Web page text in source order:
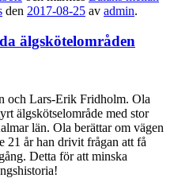
den 2017-08-25 av admin.
älgskötelområden
och Lars-Erik Fridholm. Ola
älgskötselområde med stor
län. Ola berättar om vägen
21 år han drivit frågan att få
Detta för att minska